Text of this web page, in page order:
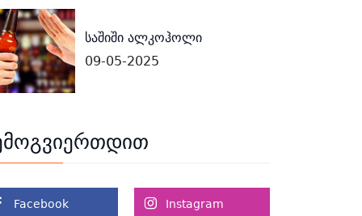
საშიში ალკოჰოლი
09-05-2025
Facebook Instagram